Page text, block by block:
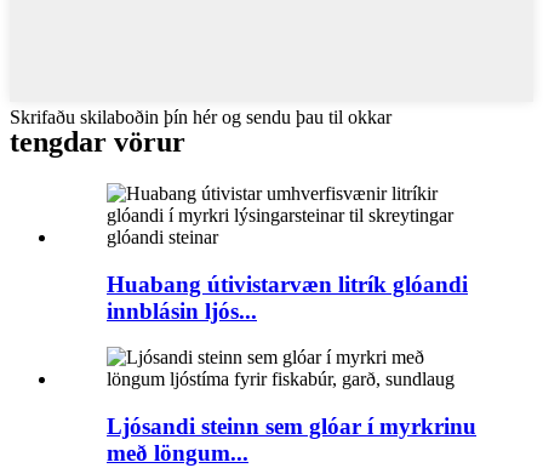
Skrifaðu skilaboðin þín hér og sendu þau til okkar
tengdar vörur
Huabang útivistarvæn litrík glóandi
innblásin ljós...
Ljósandi steinn sem glóar í myrkrinu
með löngum...